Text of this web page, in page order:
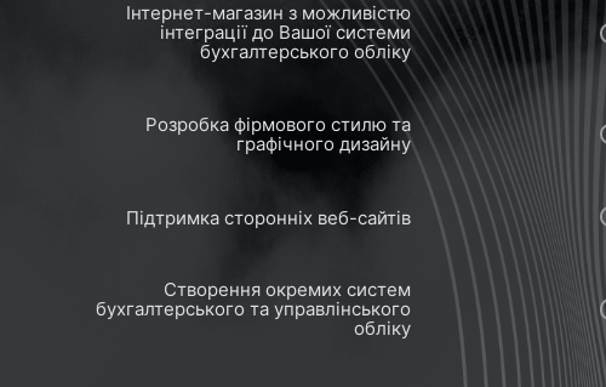
Інтернет-магазин з можливістю
інтеграції до Вашої системи
бухгалтерського обліку
Розробка фірмового стилю та
графічного дизайну
Підтримка сторонніх веб-сайтів
Створення окремих систем
бухгалтерського та управлінського
обліку